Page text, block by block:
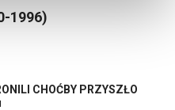
1996)
CHOĆBY PRZYSZŁO